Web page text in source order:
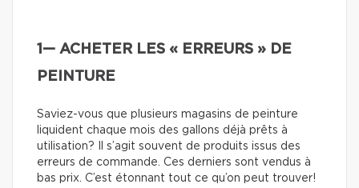
1— ACHETER LES « ERREURS » DE
PEINTURE
Saviez-vous que plusieurs magasins de peinture
liquident chaque mois des gallons déjà prêts à
utilisation? Il s’agit souvent de produits issus des
erreurs de commande. Ces derniers sont vendus à
bas prix. C’est étonnant tout ce qu’on peut trouver!